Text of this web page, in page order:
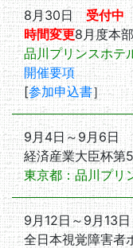
8月30日受付中
時間変更8月度本
品川プリンスホテ
開催要項
[参加申込書］
9月4日～9月6日
経済産業大臣杯第
東京都：品川プリ
9月12日～9月13日
全日本視覚障害者